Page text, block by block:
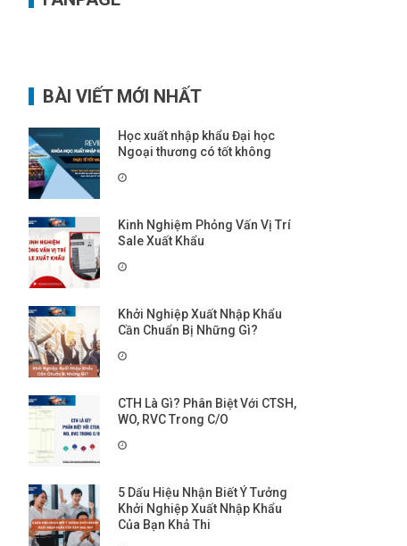
BÀI VIẾT MỚI NHẤT
Học xuất nhập khẩu Đại học
Ngoại thương có tốt không
Kinh Nghiệm Phỏng Vấn Vị Trí
Sale Xuất Khẩu
Khởi Nghiệp Xuất Nhập Khẩu
Cần Chuẩn Bị Những Gì?
CTH Là Gì? Phân Biệt Với CTSH,
WO, RVC Trong C/O
5 Dấu Hiệu Nhận Biết Ý Tưởng
Khởi Nghiệp Xuất Nhập Khẩu
Của Bạn Khả Thi